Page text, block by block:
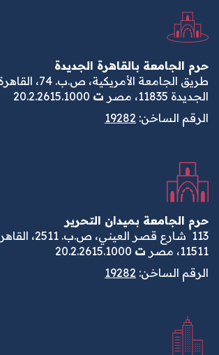
حرم الجامعة بالقاهرة الجديدة
طريق الجامعة الأمريكية، ص.ب. 74،
الجديدة 11835، مصر
ت
الرقم الساخن: 19282
حرم الجامعة بميدان التحرير
113
شارع قصر العيني، ص.ب. 2511،
11511، مصر
ت
الرقم الساخن: 19282